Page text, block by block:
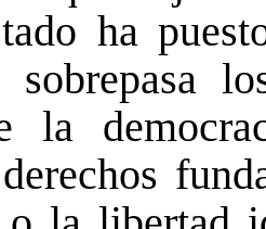
ha
sobrepasa
la